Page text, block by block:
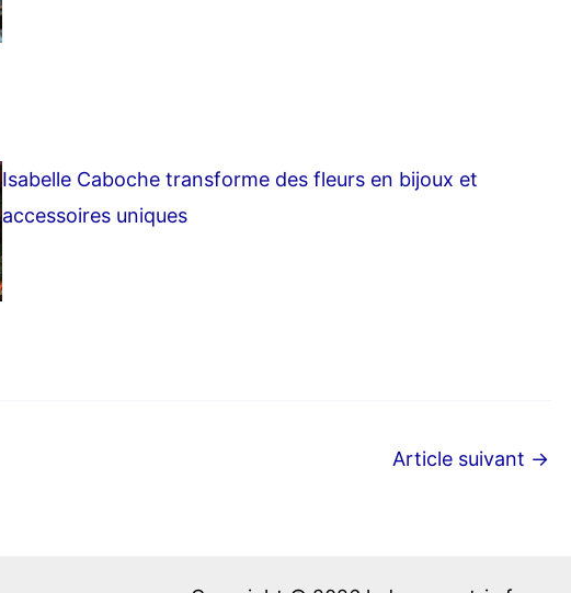
Isabelle Caboche transforme des fleurs en bijoux et
accessoires uniques
Article suivant →